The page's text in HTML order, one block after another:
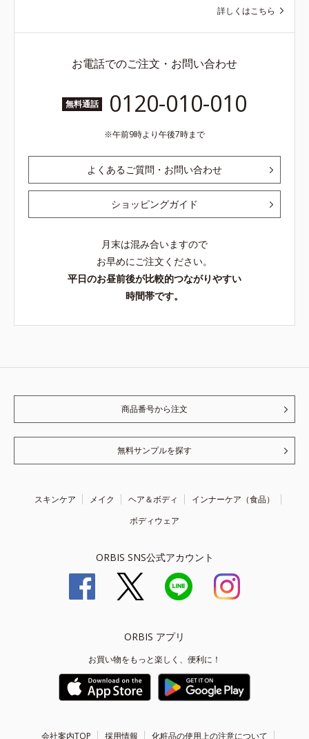
詳しくはこちら
お電話でのご注文・お問い合わせ
無料通話 0120-010-010
午前9時より午後7時まで
よくあるご質問・お問い合わせ
ショッピングガイド
月末は混み合いますので
お早めにご注文ください。
平日のお昼前後が比較的つながりやすい
時間帯です。
商品番号から注文
無料サンプルを探す
スキンケア メイク ヘア＆ボディ
インナーケア（食品）
ボディウェア
ORBIS SNS公式アカウント
ORBIS アプリ
お買い物をもっと楽しく、便利に！
会社案内TOP 採用情報 化粧品の使用上の注意について